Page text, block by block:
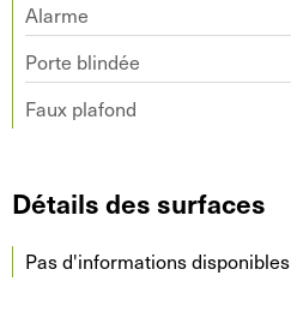
Alarme
Porte blindée
Faux plafond
Détails des surfaces
Pas d'informations disponibles